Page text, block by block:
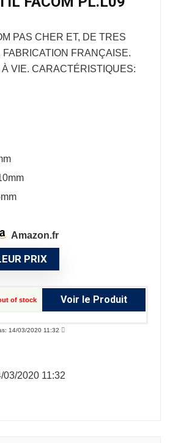
PAS CHER ET, DE TRES
FABRICATION FRANÇAISE.
VIE. CARACTÉRISTIQUES:
Amazon.fr
PRIX
of stock Voir le Produit
14/03/2020 11:32
03/2020 11:32